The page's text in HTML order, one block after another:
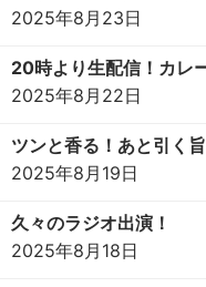
2025年8月23日
20時より生配信！カレ
2025年8月22日
ツンと香る！あと引く
2025年8月19日
久々のラジオ出演！
2025年8月18日